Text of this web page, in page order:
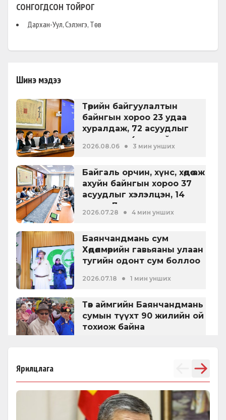
СОНГОГДСОН ТОЙРОГ
Дархан-Уул, Сэлэнгэ, Төв
Шинэ мэдээ
Төрийн байгуулалтын
байнгын хороо 23 удаа
хуралдаж, 72 асуудлыг
хэлэлцэж, 4 хуулийн төсөл,
УИХ-ын тогтоолын 16
2026.08.06 • 3 мин унших
Байгаль орчин, хүнс, хөдөө аж
ахуйн байнгын хороо 37
асуудлыг хэлэлцэн, 14
хууль, 7 тогтоол
батлуулжээ
2026.07.28 • 4 мин унших
Баянчандмань сум
Хөдөлмөрийн гавьяаны улаан
тугийн одонт сум боллоо
2026.07.18 • 1 мин унших
Төв аймгийн Баянчандмань
сумын түүхт 90 жилийн ой
тохиож байна
байгуулагдсаны түүхт 90
жилийн ойн баярын
хуралд оролцлоо
2026.07.16 • 1 мин унших
Ярилцлага